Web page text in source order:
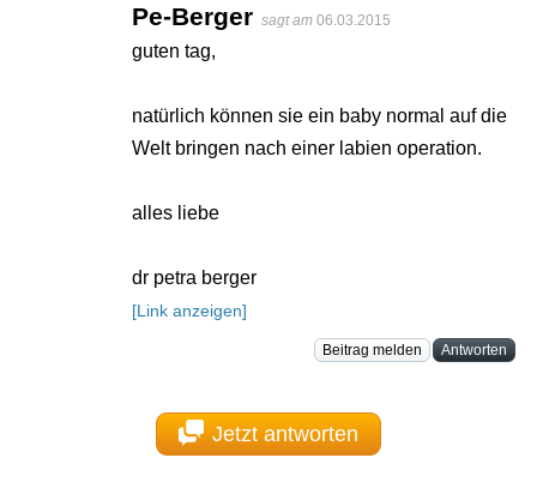
Pe-Berger sagt am 06.03.2015
guten tag,
natürlich können sie ein baby normal auf die
Welt bringen nach einer labien operation.
alles liebe
dr petra berger
[Link anzeigen]
Beitrag melden Antworten
Jetzt antworten